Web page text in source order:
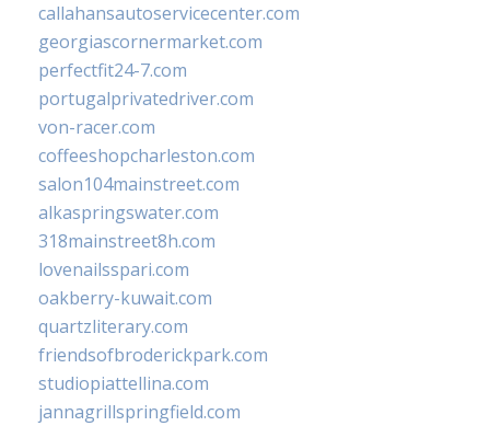
callahansautoservicecenter.com
georgiascornermarket.com
perfectfit24-7.com
portugalprivatedriver.com
von-racer.com
coffeeshopcharleston.com
salon104mainstreet.com
alkaspringswater.com
318mainstreet8h.com
lovenailsspari.com
oakberry-kuwait.com
quartzliterary.com
friendsofbroderickpark.com
studiopiattellina.com
jannagrillspringfield.com